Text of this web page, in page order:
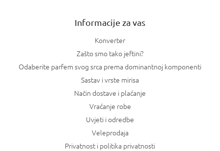
Informacije za vas
Konverter
Zašto smo tako jeftini?
Odaberite parfem svog srca prema dominantnoj komponenti
Sastav i vrste mirisa
Način dostave i plaćanje
Vraćanje robe
Uvjeti i odredbe
Veleprodaja
Privatnost i politika privatnosti